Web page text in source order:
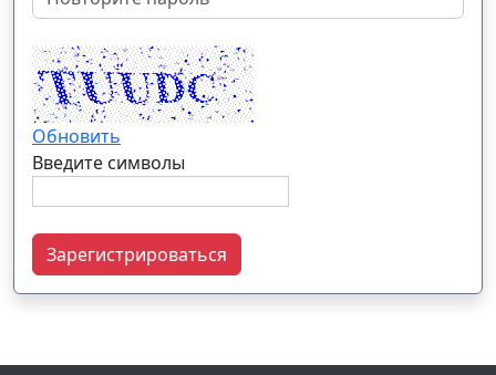
Обновить
Введите символы
Зарегистрироваться